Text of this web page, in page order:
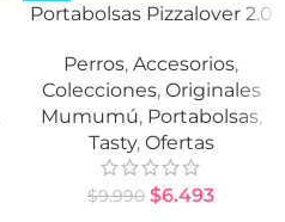
Portabolsas Pizzalover 2.0
Perros, Accesorios,
Colecciones, Originales
Mumumú, Portabolsas,
Tasty, Ofertas
$9.990 $6.493